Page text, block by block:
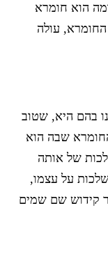
הוא חומרא
עולה
בהם היא, שטוב
שבה הוא
של אותה
על עצמו,
קידוש שם שמים